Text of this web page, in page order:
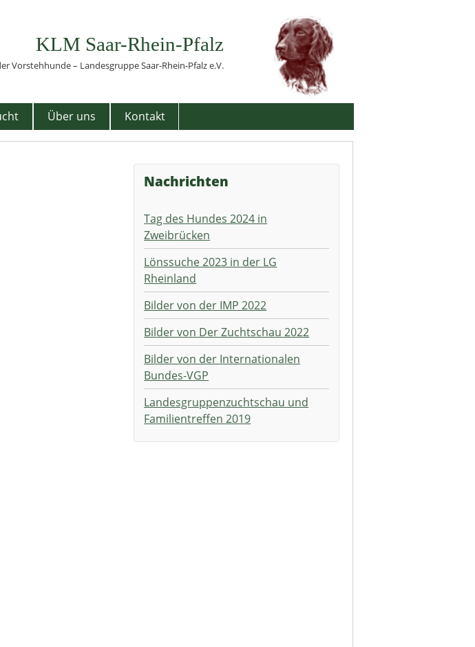
KLM Saar-Rhein-Pfalz
Vorstehhunde – Landesgruppe Saar-Rhein-Pfalz e.V.
Über uns Kontakt
Nachrichten
Tag des Hundes 2024 in
Zweibrücken
Lönssuche 2023 in der LG
Rheinland
Bilder von der IMP 2022
Bilder von Der Zuchtschau 2022
Bilder von der Internationalen
Bundes-VGP
Landesgruppenzuchtschau und
Familientreffen 2019